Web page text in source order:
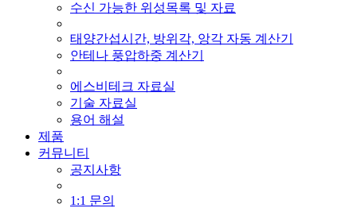
수신 가능한 위성목록 및 자료
태양간섭시간, 방위각, 앙각 자동 계산기
안테나 풍압하중 계산기
에스비테크 자료실
기술 자료실
용어 해설
제품
커뮤니티
공지사항
1:1 문의